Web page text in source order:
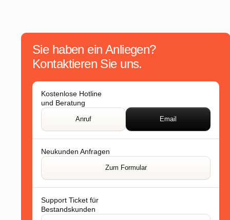
Sie haben ein Anliegen?
Kontaktieren Sie uns.
Kostenlose Hotline
und Beratung
Anruf Email
Neukunden Anfragen
Zum Formular
Support Ticket für
Bestandskunden